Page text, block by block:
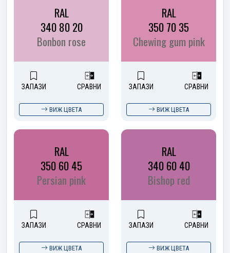
RAL
340 80 20
Bonbon rose
ЗАПАЗИ СРАВНИ
ВИЖ ЦВЕТА
RAL
350 70 35
Chewing gum pink
ЗАПАЗИ СРАВНИ
ВИЖ ЦВЕТА
RAL
350 60 45
Persian pink
ЗАПАЗИ СРАВНИ
ВИЖ ЦВЕТА
RAL
340 60 40
Bishop red
ЗАПАЗИ СРАВНИ
ВИЖ ЦВЕТА